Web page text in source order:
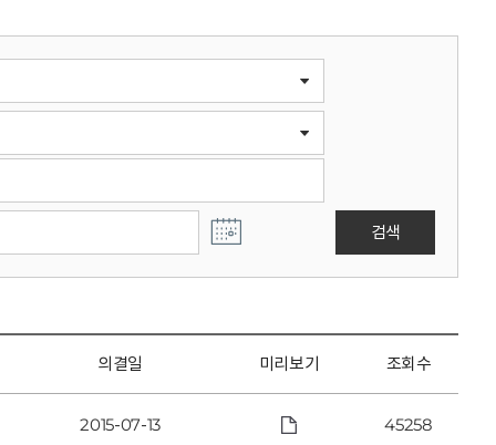
검색
의결일 미리보기 조회수
2015-07-13 45258